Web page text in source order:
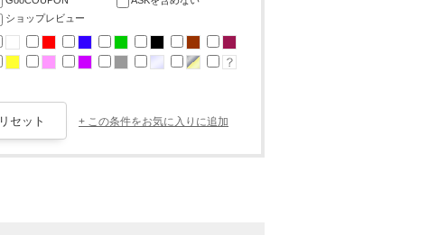
ショップレビュー
+ この条件をお気に入りに追加